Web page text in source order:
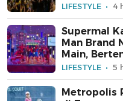
LIFESTYLE 4
Supermal
Man Brand
Main,
LIFESTYLE 5
Metropolis